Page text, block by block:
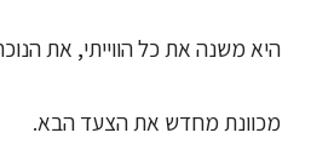
היא משנה את כל הווייתי, את
מכוונת מחדש את הצעד הבא.